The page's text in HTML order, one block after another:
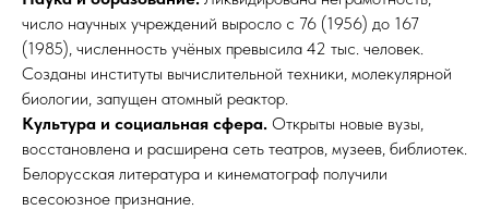
число научных учреждений выросло с 76 (1956) до 167
(1985), численность учёных превысила 42 тыс. человек.
Созданы институты вычислительной техники, молекулярной
биологии, запущен атомный реактор.
Культура и социальная сфера. Открыты новые вузы,
восстановлена и расширена сеть театров, музеев, библиотек.
Белорусская литература и кинематограф получили
всесоюзное признание.